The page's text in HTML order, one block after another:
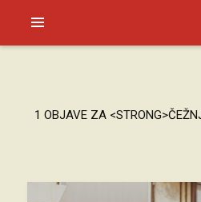
SAGUD.XYZ
1 OBJAVE ZA